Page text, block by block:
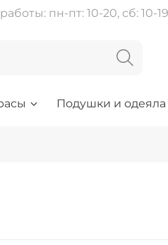
пн-пт: 10-20, сб: 10-
Подушки и одеяла